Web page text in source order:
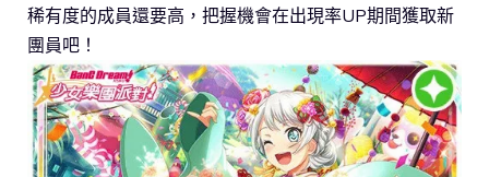
稀有度的成員還要高，把握機會在出現率UP期間獲取新
團員吧！